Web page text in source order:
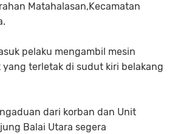
Matahalasan,Kecamatan
pelaku mengambil mesin
terletak di sudut kiri belakang
dari korban dan Unit
Balai Utara segera